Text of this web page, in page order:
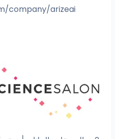
company/arizeai